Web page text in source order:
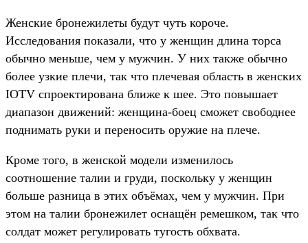
Женские бронежилеты будут чуть короче.
Исследования показали, что у женщин длина торса
обычно меньше, чем у мужчин. У них также обычно
более узкие плечи, так что плечевая область в женских
IOTV спроектирована ближе к шее. Это повышает
диапазон движений: женщина-боец сможет свободнее
поднимать руки и переносить оружие на плече.
Кроме того, в женской модели изменилось
соотношение талии и груди, поскольку у женщин
больше разница в этих объёмах, чем у мужчин. При
этом на талии бронежилет оснащён ремешком, так что
солдат может регулировать тугость обхвата.